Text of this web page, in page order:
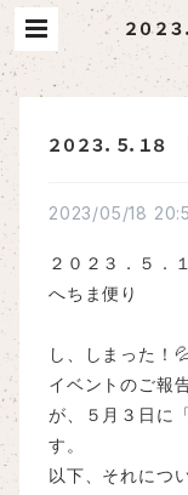
２０２
ー、
２０２３．５．１
2023/05/18
２０２３．５．
へちま便り
し、しまった！
イベントのご報
が、５月３日に
す。
以下、それにつ